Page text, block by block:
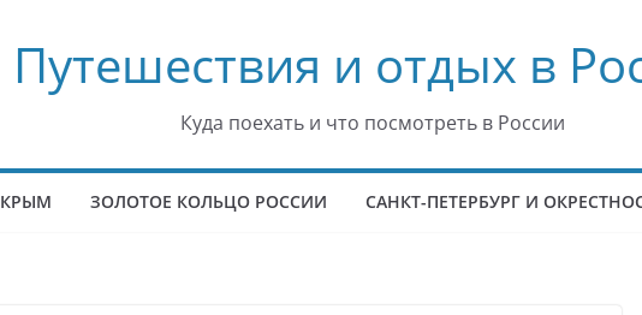
Путешествия и отдых в
Куда поехать и что посмотреть в России
КРЫМ ЗОЛОТОЕ КОЛЬЦО РОССИИ САНКТ-ПЕТЕРБУРГ И